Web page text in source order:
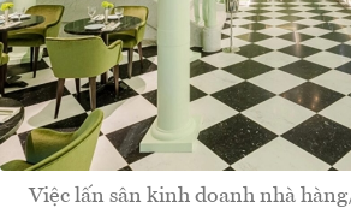
Việc lấn sân kinh doanh nhà